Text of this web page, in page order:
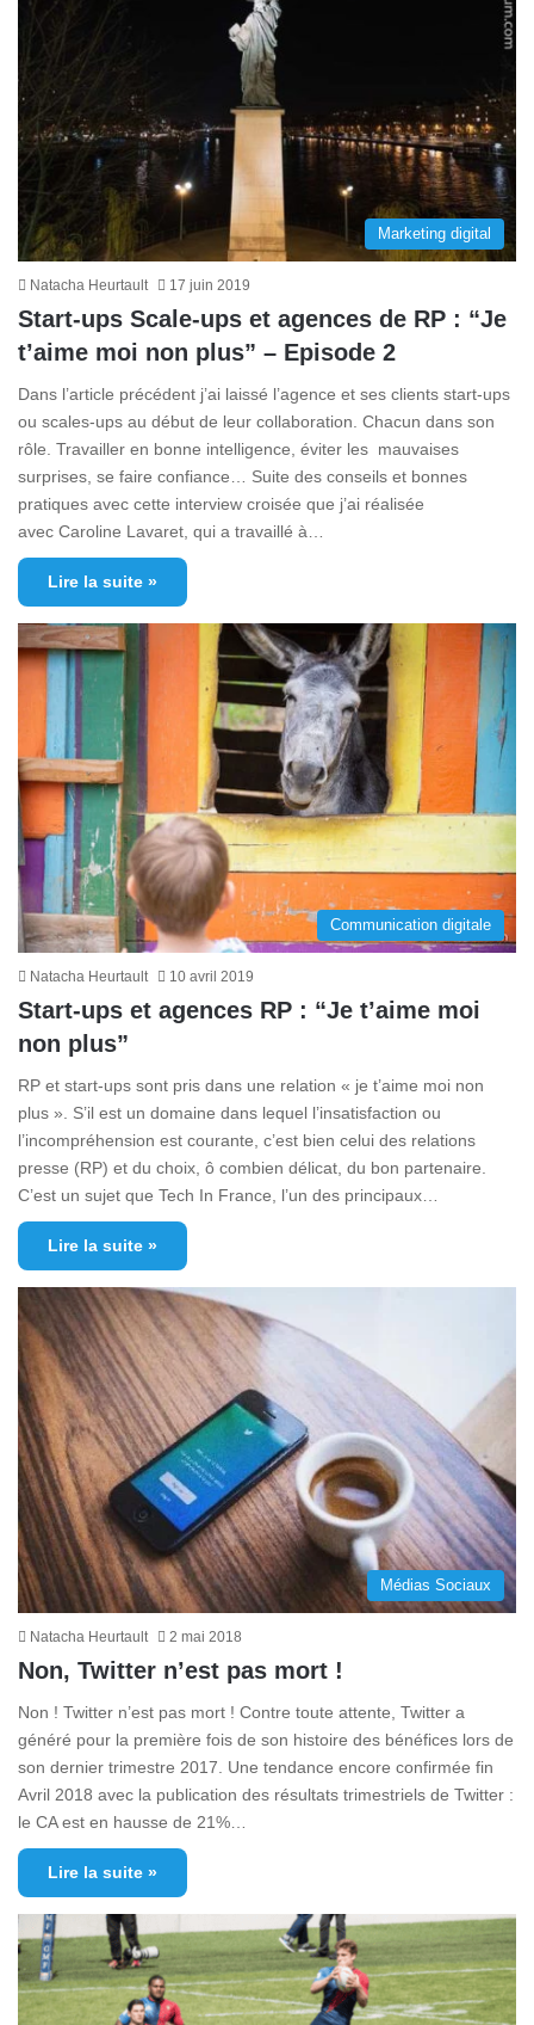
Marketing digital
Natacha Heurtault 17 juin 2019
Start-ups Scale-ups et agences de RP : “Je
t’aime moi non plus” – Episode 2
Dans l’article précédent j’ai laissé l’agence et ses clients start-ups
ou scales-ups au début de leur collaboration. Chacun dans son
rôle. Travailler en bonne intelligence, éviter les mauvaises
surprises, se faire confiance… Suite des conseils et bonnes
pratiques avec cette interview croisée que j’ai réalisée
avec Caroline Lavaret, qui a travaillé à…
Lire la suite »
Communication digitale
Natacha Heurtault 10 avril 2019
Start-ups et agences RP : “Je t’aime moi
non plus”
RP et start-ups sont pris dans une relation « je t’aime moi non
plus ». S’il est un domaine dans lequel l’insatisfaction ou
l’incompréhension est courante, c’est bien celui des relations
presse (RP) et du choix, ô combien délicat, du bon partenaire.
C’est un sujet que Tech In France, l’un des principaux…
Lire la suite »
Médias Sociaux
Natacha Heurtault 2 mai 2018
Non, Twitter n’est pas mort !
Non ! Twitter n’est pas mort ! Contre toute attente, Twitter a
généré pour la première fois de son histoire des bénéfices lors de
son dernier trimestre 2017. Une tendance encore confirmée fin
Avril 2018 avec la publication des résultats trimestriels de Twitter :
le CA est en hausse de 21%…
Lire la suite »